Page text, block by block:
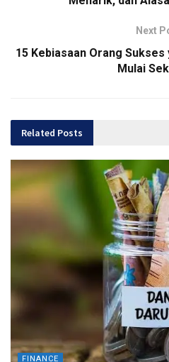
Next
15 Kebiasaan Orang
Mulai
Related Posts
FINANCE